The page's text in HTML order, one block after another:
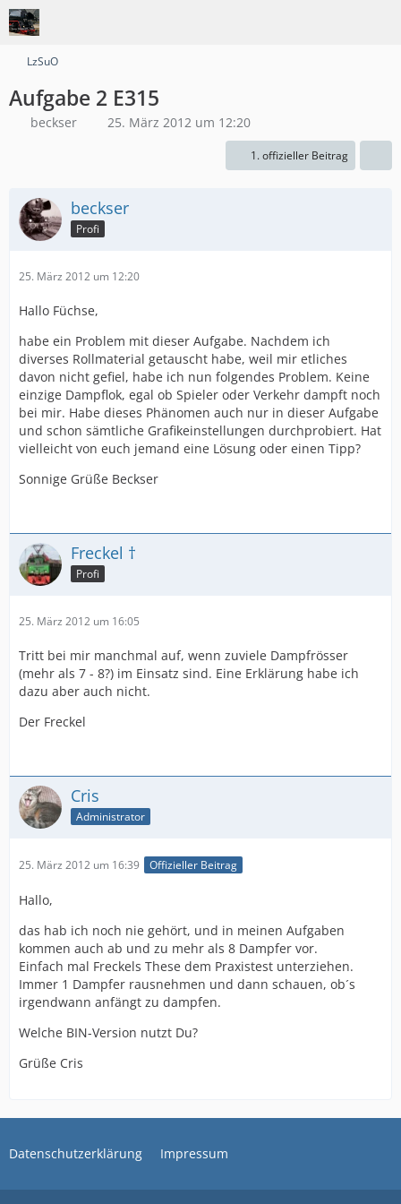
LzSuO
Aufgabe 2 E315
beckser 25. März 2012 um 12:20
1. offizieller Beitrag
beckser
Profi
25. März 2012 um 12:20
Hallo Füchse,
habe ein Problem mit dieser Aufgabe. Nachdem ich
diverses Rollmaterial getauscht habe, weil mir etliches
davon nicht gefiel, habe ich nun folgendes Problem. Keine
einzige Dampflok, egal ob Spieler oder Verkehr dampft noch
bei mir. Habe dieses Phänomen auch nur in dieser Aufgabe
und schon sämtliche Grafikeinstellungen durchprobiert. Hat
vielleicht von euch jemand eine Lösung oder einen Tipp?
Sonnige Grüße Beckser
Freckel †
Profi
25. März 2012 um 16:05
Tritt bei mir manchmal auf, wenn zuviele Dampfrösser
(mehr als 7 - 8?) im Einsatz sind. Eine Erklärung habe ich
dazu aber auch nicht.
Der Freckel
Cris
Administrator
25. März 2012 um 16:39 Offizieller Beitrag
Hallo,
das hab ich noch nie gehört, und in meinen Aufgaben
kommen auch ab und zu mehr als 8 Dampfer vor.
Einfach mal Freckels These dem Praxistest unterziehen.
Immer 1 Dampfer rausnehmen und dann schauen, ob´s
irgendwann anfängt zu dampfen.
Welche BIN-Version nutzt Du?
Grüße Cris
Datenschutzerklärung Impressum